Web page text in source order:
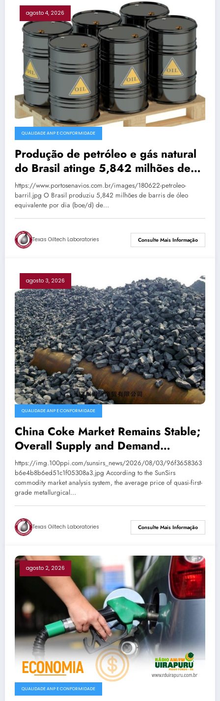
agosto 4, 2026
QUALIDADE ANP E CONFORMIDADE
Produção de petróleo e gás natural
do Brasil atinge 5,842 milhões de
boe/d em junho
https://www.portosenavios.com.br/images/180622-petroleo-
barril.jpg O Brasil produziu 5,842 milhões de barris de óleo
equivalente por dia (boe/d) de…
Texas Oiltech Laboratories Consulte Mais Informação
agosto 3, 2026
QUALIDADE ANP E CONFORMIDADE
China Coke Market Remains Stable;
Overall Supply and Demand
Balanced
https://img.100ppi.com/sunsirs_news/2026/08/03/96f3658363
b6e4b8b6ed51c1f05308a3.jpg According to the SunSirs
commodity market analysis system, the average price of quasi-first-
grade metallurgical…
Texas Oiltech Laboratories Consulte Mais Informação
agosto 2, 2026
QUALIDADE ANP E CONFORMIDADE